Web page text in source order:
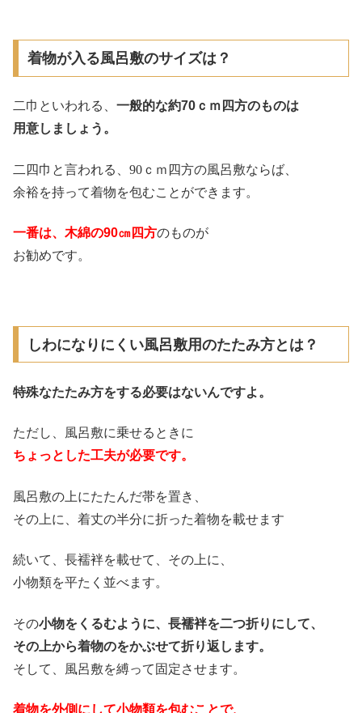
着物が入る風呂敷のサイズは？
二巾といわれる、 一般的な約70ｃｍ四方のものは
用意しましょう。
二四巾と言われる、90ｃｍ四方の風呂敷ならば、
余裕を持って着物を包むことができます。
一番は、木綿の90㎝四方のものが
お勧めです。
しわになりにくい風呂敷用のたたみ方とは？
特殊なたたみ方をする必要はないんですよ。
ただし、風呂敷に乗せるときに
ちょっとした工夫が必要です。
風呂敷の上にたたんだ帯を置き、
その上に、着丈の半分に折った着物を載せます
続いて、長襦袢を載せて、その上に、
小物類を平たく並べます。
その小物をくるむように、長襦袢を二つ折りにして、
その上から着物のをかぶせて折り返します。
そして、風呂敷を縛って固定させます。
着物を外側にして小物類を包むことで、